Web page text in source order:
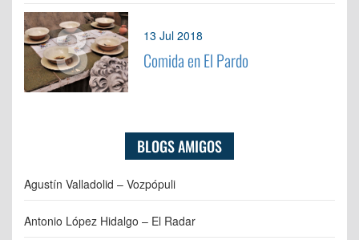
3 13 Jul 2018
Comida en El Pardo
BLOGS AMIGOS
Agustín Valladolid – Vozpópuli
Antonio López Hidalgo – El Radar